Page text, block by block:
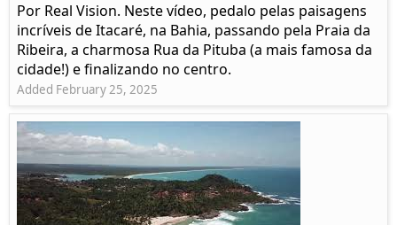
Por Real Vision. Neste vídeo, pedalo pelas paisagens
incríveis de Itacaré, na Bahia, passando pela Praia da
Ribeira, a charmosa Rua da Pituba (a mais famosa da
cidade!) e finalizando no centro.
Added February 25, 2025